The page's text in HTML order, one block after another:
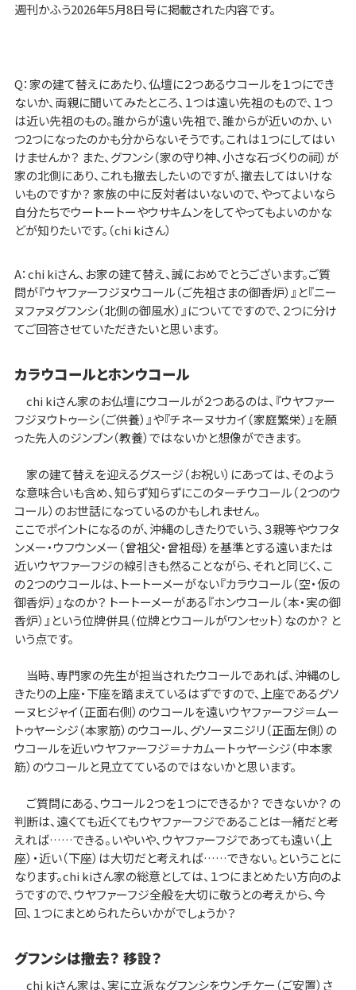
週刊かふう2026年5月8日号に掲載された内容です。
Q：家の建て替えにあたり、仏壇に２つあるウコールを１つにでき
ないか、両親に聞いてみたところ、１つは遠い先祖のもので、１つ
は近い先祖のもの。誰からが遠い先祖で、誰からが近いのか、い
つ2つになったのかも分からないそうです。これは１つにしてはい
けませんか？ また、グフンシ（家の守り神、小さな石づくりの祠）が
家の北側にあり、これも撤去したいのですが、撤去してはいけな
いものですか？ 家族の中に反対者はいないので、やってよいなら
自分たちでウートートーやウサキムンをしてやってもよいのかな
どが知りたいです。（chi kiさん）
A：chi kiさん、お家の建て替え、誠におめでとうございます。ご質
問が『ウヤファーフジヌウコール（ご先祖さまの御香炉）』と『ニー
ヌファヌグフンシ（北側の御風水）』についてですので、２つに分け
てご回答させていただきたいと思います。
カラウコールとホンウコール
chi kiさん家のお仏壇にウコールが２つあるのは、『ウヤファー
フジヌウトゥーシ（ご供養）』や『チネーヌサカイ（家庭繁栄）』を願
った先人のジンブン（教養）ではないかと想像ができます。
家の建て替えを迎えるグスージ（お祝い）にあっては、そのよう
な意味合いも含め、知らず知らずにこのターチウコール（２つのウ
コール）のお世話になっているのかもしれません。
ここでポイントになるのが、沖縄のしきたりでいう、３親等やウフタ
ンメー・ウフウンメー（曾祖父・曾祖母）を基準とする遠いまたは
近いウヤファーフジの線引きも然ることながら、それと同じく、こ
の２つのウコールは、トートーメーがない『カラウコール（空・仮の
御香炉）』なのか？ トートーメーがある『ホンウコール（本・実の御
香炉）』という位牌併具（位牌とウコールがワンセット）なのか？ と
いう点です。
当時、専門家の先生が担当されたウコールであれば、沖縄のし
きたりの上座・下座を踏まえているはずですので、上座であるグソ
ーヌヒジャイ（正面右側）のウコールを遠いウヤファーフジ＝ムー
トゥヤーシジ（本家筋）のウコール、グソーヌニジリ（正面左側）の
ウコールを近いウヤファーフジ＝ナカムートゥヤーシジ（中本家
筋）のウコールと見立てているのではないかと思います。
ご質問にある、ウコール２つを１つにできるか？ できないか？ の
判断は、遠くても近くてもウヤファーフジであることは一緒だと考
えれば……できる。いやいや、ウヤファーフジであっても遠い（上
座）・近い（下座）は大切だと考えれば……できない。ということに
なります。chi kiさん家の総意としては、１つにまとめたい方向のよ
うですので、ウヤファーフジ全般を大切に敬うとの考えから、今
回、１つにまとめられたらいかがでしょうか？
グフンシは撤去？ 移設？
chi kiさん家は、実に立派なグフンシをウンチケー（ご安置）さ